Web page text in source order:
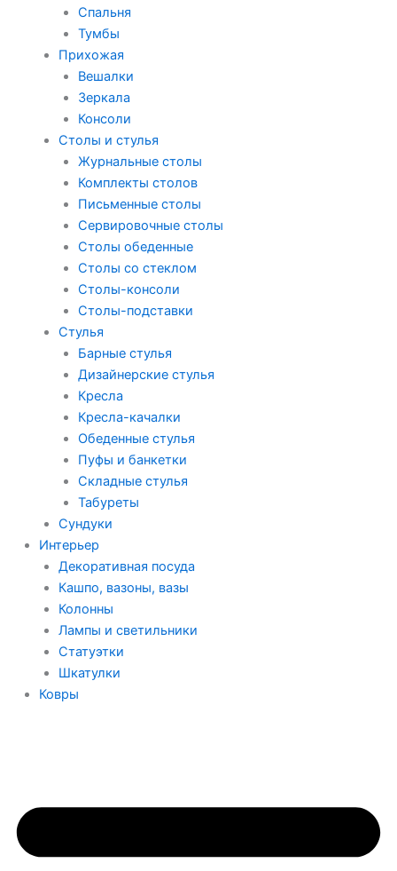
Спальня
Тумбы
Прихожая
Вешалки
Зеркала
Консоли
Столы и стулья
Журнальные столы
Комплекты столов
Письменные столы
Сервировочные столы
Столы обеденные
Столы со стеклом
Столы-консоли
Столы-подставки
Стулья
Барные стулья
Дизайнерские стулья
Кресла
Кресла-качалки
Обеденные стулья
Пуфы и банкетки
Складные стулья
Табуреты
Сундуки
Интерьер
Декоративная посуда
Кашпо, вазоны, вазы
Колонны
Лампы и светильники
Статуэтки
Шкатулки
Ковры